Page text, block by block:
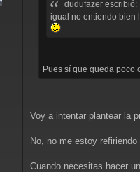
dudufazer escribió:
igual no entiendo bien
Pues sí que queda poco
Voy a intentar plantear la
No, no me estoy
Cuando necesitas hacer